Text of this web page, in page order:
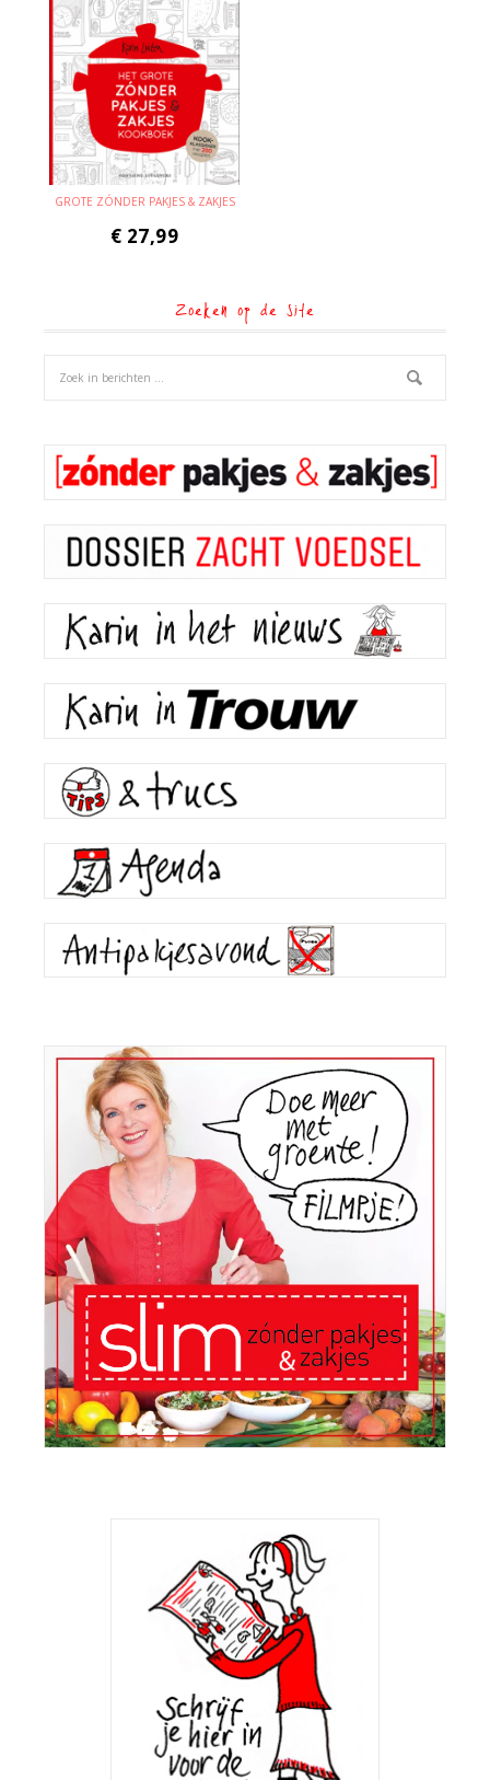
GROTE ZÓNDER PAKJES & ZAKJES
€ 27,99
Zoeken op de site